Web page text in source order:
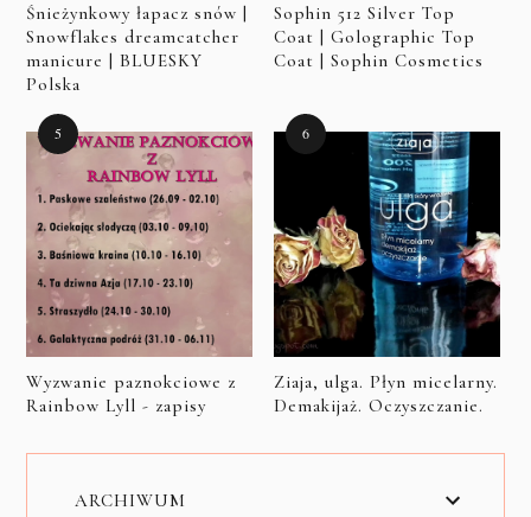
Śnieżynkowy łapacz snów |
Snowflakes dreamcatcher
manicure | BLUESKY
Polska
Sophin 512 Silver Top
Coat | Golographic Top
Coat | Sophin Cosmetics
Wyzwanie paznokciowe z
Rainbow Lyll - zapisy
Ziaja, ulga. Płyn micelarny.
Demakijaż. Oczyszczanie.
ARCHIWUM